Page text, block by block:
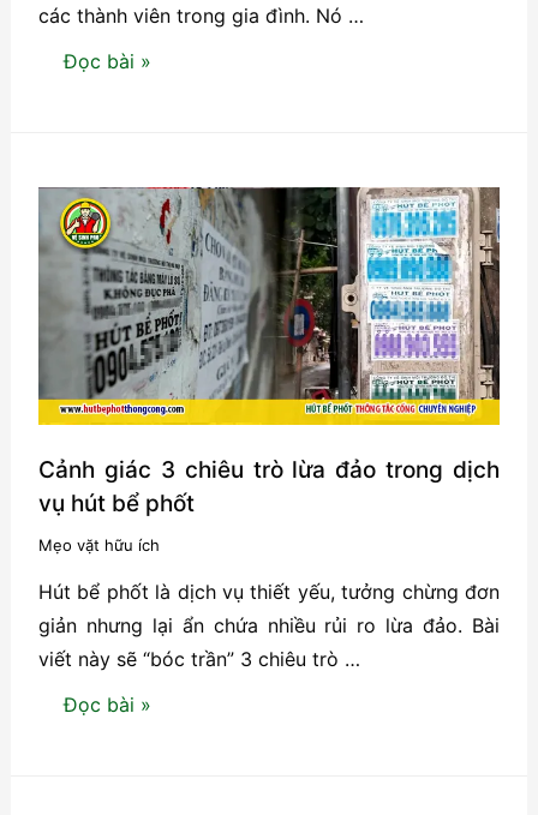
các thành viên trong gia đình. Nó …
Nhà
hôi
mùi
cống
Nguyên
nhân
và
cách
xử
lý
Đọc bài »
Cảnh giác 3 chiêu trò lừa đảo trong dịch
vụ hút bể phốt
Mẹo vặt hữu ích
Hút bể phốt là dịch vụ thiết yếu, tưởng chừng đơn
giản nhưng lại ẩn chứa nhiều rủi ro lừa đảo. Bài
viết này sẽ “bóc trần” 3 chiêu trò …
Cảnh
Đọc bài »